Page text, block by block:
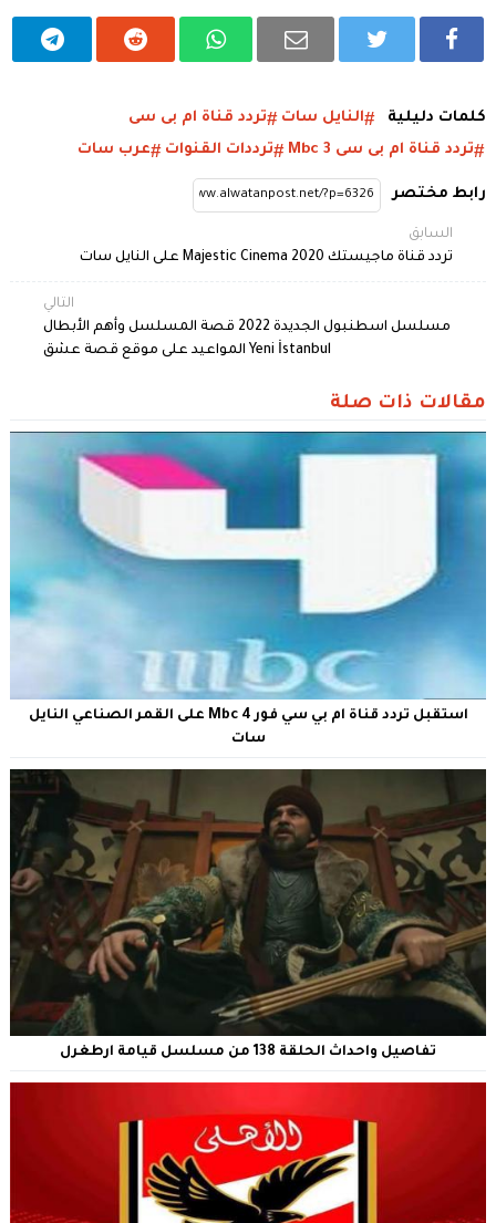
كلمات دليلية النايل سات
تردد قناة ام بى سى
تردد قناة ام بى سى 3 Mbc
ترددات القنوات عرب سات
رابط مختصر
السابق
تردد قناة ماجيستك 2020 Majestic Cinema على النايل سات
التالي
مسلسل اسطنبول الجديدة 2022 قصة المسلسل وأهم الأبطال
Yeni İstanbul المواعيد على موقع قصة عشق
مقالات ذات صلة
استقبل تردد قناة ام بي سي فور Mbc 4 على القمر الصناعي النايل
سات
تفاصيل واحداث الحلقة 138 من مسلسل قيامة ارطغرل